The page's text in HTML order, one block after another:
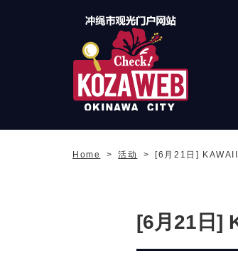
Home 活动 [6月21日]
[6月21日]